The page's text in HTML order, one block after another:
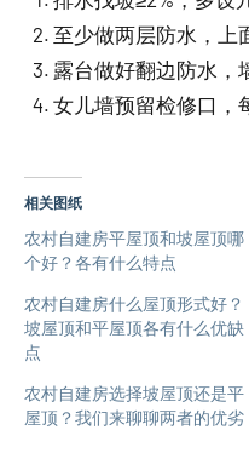
至少做两层防水，上
露台做好翻边防水，
女儿墙预留检修口，
相关图纸
农村自建房平屋顶和坡屋顶哪
个好？各有什么特点
农村自建房什么屋顶形式好？
坡屋顶和平屋顶各有什么优缺
点
农村自建房选择坡屋顶还是平
屋顶？我们来聊聊两者的优劣